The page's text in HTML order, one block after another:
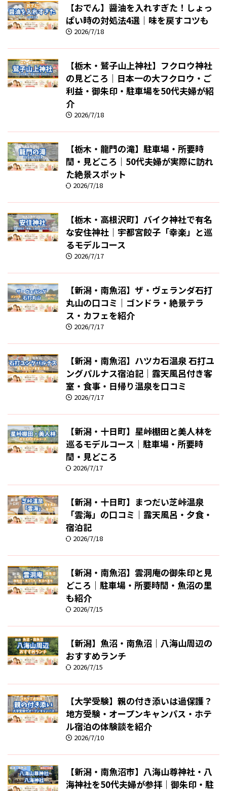
【おでん】醤油を入れすぎた！しょっ
ぱい時の対処法4選｜味を戻すコツも
2026/7/18
【栃木・鷲子山上神社】フクロウ神社
の見どころ｜日本一の大フクロウ・ご
利益・御朱印・駐車場を50代夫婦が紹
介
2026/7/18
【栃木・龍門の滝】駐車場・所要時
間・見どころ｜50代夫婦が実際に訪れ
た絶景スポット
2026/7/18
【栃木・高根沢町】バイク神社で有名
な安住神社｜宇都宮餃子「幸楽」と巡
るモデルコース
2026/7/17
【新潟・南魚沼】ザ・ヴェランダ石打
丸山の口コミ｜ゴンドラ・絶景テラ
ス・カフェを紹介
2026/7/17
【新潟・南魚沼】ハツカ石温泉 石打ユ
ングパルナス宿泊記｜露天風呂付き客
室・食事・日帰り温泉を口コミ
2026/7/17
【新潟・十日町】星峠棚田と美人林を
巡るモデルコース｜駐車場・所要時
間・見どころ
2026/7/17
【新潟・十日町】まつだい芝峠温泉
「雲海」の口コミ｜露天風呂・夕食・
宿泊記
2026/7/18
【新潟・南魚沼】雲洞庵の御朱印と見
どころ｜駐車場・所要時間・魚沼の里
も紹介
2026/7/15
【新潟】魚沼・南魚沼｜八海山周辺の
おすすめランチ
2026/7/15
【大学受験】親の付き添いは過保護？
地方受験・オープンキャンパス・ホテ
ル宿泊の体験談を紹介
2026/7/10
【新潟・南魚沼市】八海山尊神社・八
海神社を50代夫婦が参拝｜御朱印・駐